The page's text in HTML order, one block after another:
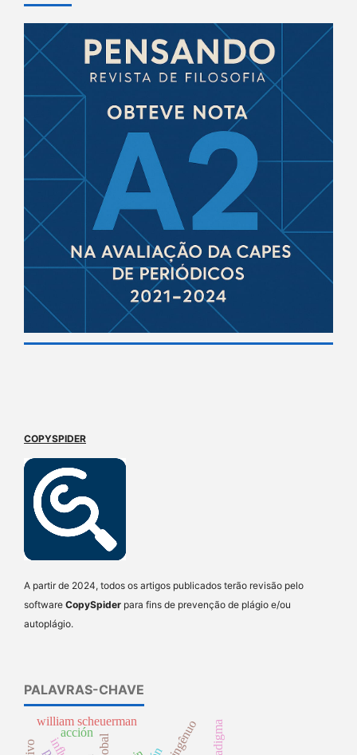
COPYSPIDER
A partir de 2024, todos os artigos publicados terão revisão pelo
software CopySpider para fins de prevenção de plágio e/ou
autoplágio.
PALAVRAS-CHAVE
william scheuerman
acción